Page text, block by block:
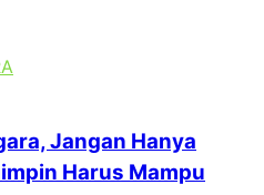
Jangan Hanya
Harus Mampu